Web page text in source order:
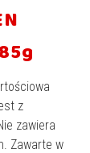
z
zawiera
Zawarte w